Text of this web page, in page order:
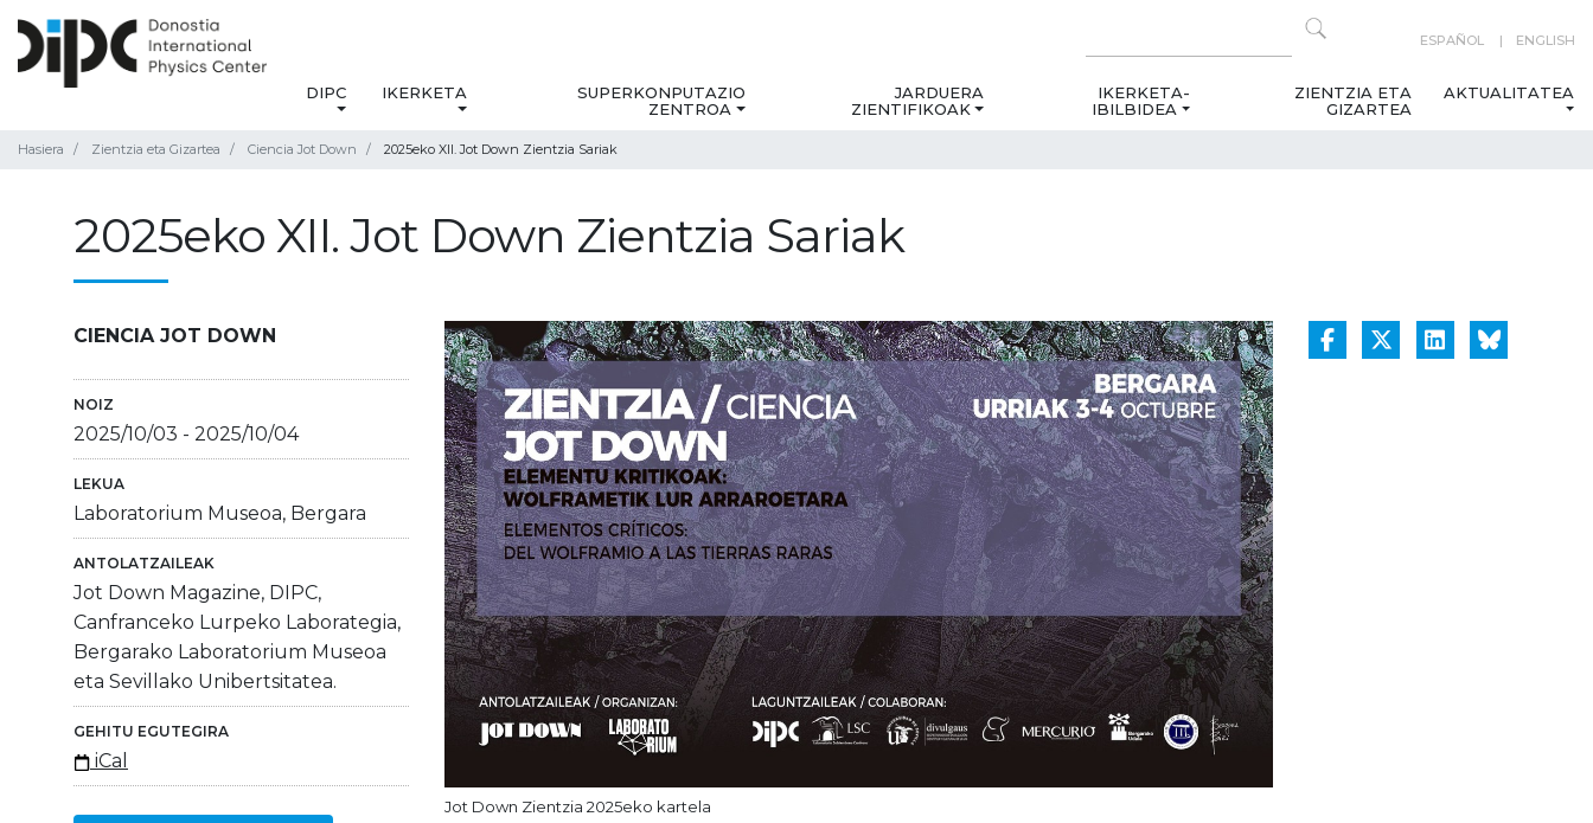
ESPAÑOL ENGLISH
DIPC IKERKETA
SUPERKONPUTAZIO
ZENTROA
JARDUERA
ZIENTIFIKOAK
IKERKETA-
IBILBIDEA
ZIENTZIA ETA
GIZARTEA
AKTUALITATEA
Hasiera Zientzia eta Gizartea Ciencia Jot Down 2025eko XII. Jot Down Zientzia Sariak
2025eko XII. Jot Down Zientzia Sariak
CIENCIA JOT DOWN
NOIZ
2025/10/03 - 2025/10/04
LEKUA
Laboratorium Museoa, Bergara
ANTOLATZAILEAK
Jot Down Magazine, DIPC,
Canfranceko Lurpeko Laborategia,
Bergarako Laboratorium Museoa
eta Sevillako Unibertsitatea.
GEHITU EGUTEGIRA
iCal
Jot Down Zientzia 2025eko kartela